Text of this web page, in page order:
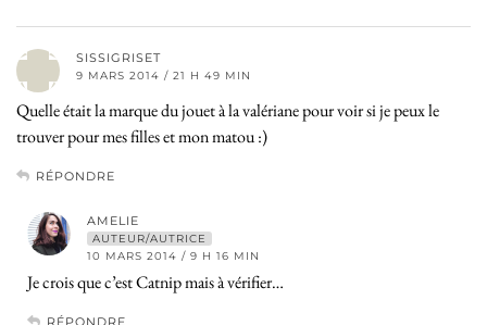
SISSIGRISET
9 MARS 2014 / 21 H 49 MIN
Quelle était la marque du jouet à la valériane pour voir si je peux le
trouver pour mes filles et mon matou :)
RÉPONDRE
AMELIE
AUTEUR/AUTRICE
10 MARS 2014 / 9 H 16 MIN
Je crois que c’est Catnip mais à vérifier…
RÉPONDRE